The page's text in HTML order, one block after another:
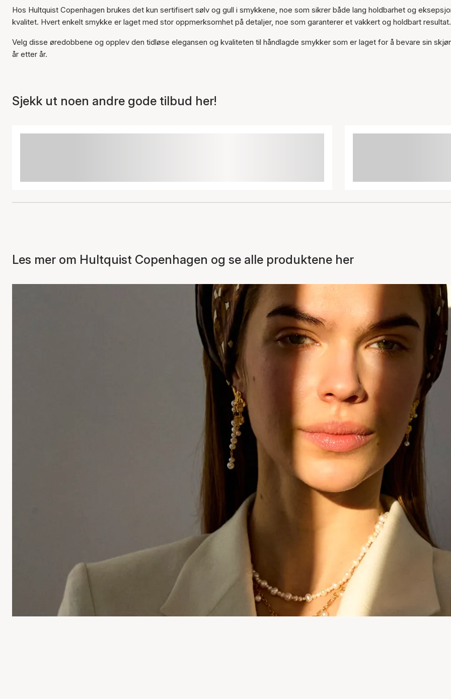
Hos Hultquist Copenhagen brukes det kun sertifisert sølv og gull i smykkene, noe som sikrer både lang holdbarhet og
kvalitet. Hvert enkelt smykke er laget med stor oppmerksomhet på detaljer, noe som garanterer et vakkert og holdbart resultat.
Velg disse øredobbene og opplev den tidløse elegansen og kvaliteten til håndlagde smykker som er laget for å bevare sin
år etter år.
Sjekk ut noen andre gode tilbud her!
Les mer om Hultquist Copenhagen og se alle produktene her